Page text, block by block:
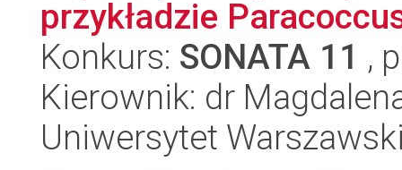
przykładzie
Konkurs: SONATA 11 ,
Kierownik: dr
Uniwersytet